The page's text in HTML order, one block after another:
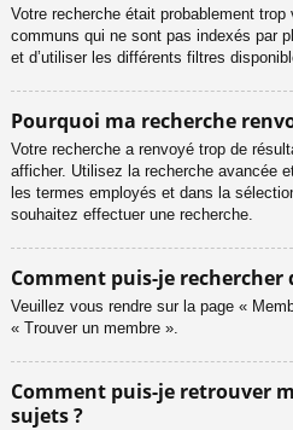
Votre recherche était probablement
communs qui ne sont pas indexés par
et d’utiliser les différents filtres
Pourquoi ma recherche
Votre recherche a renvoyé trop de
afficher. Utilisez la recherche avancée
les termes employés et dans la
souhaitez effectuer une recherche.
Comment puis-je rechercher
Veuillez vous rendre sur la page «
« Trouver un membre ».
Comment puis-je retrouver
sujets ?